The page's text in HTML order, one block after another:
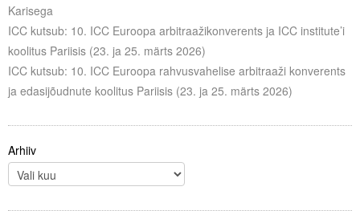
Karisega
ICC kutsub: 10. ICC Euroopa arbitraažikonverents ja ICC institute’i
koolitus Pariisis (23. ja 25. märts 2026)
ICC kutsub: 10. ICC Euroopa rahvusvahelise arbitraaži konverents
ja edasijõudnute koolitus Pariisis (23. ja 25. märts 2026)
Arhiiv